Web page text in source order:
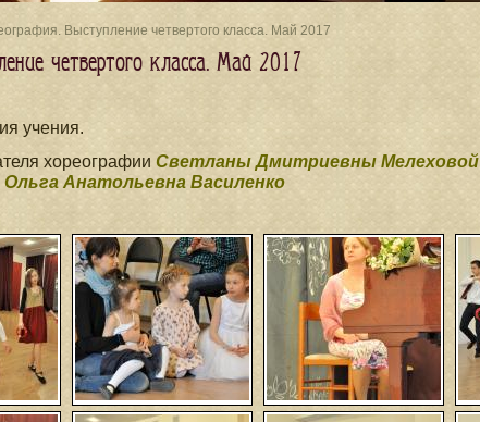
Выступление четвертого класса. Май 2017
четвертого класса. Май 2017
учения.
хореографии Светланы Дмитриевны Мелеховой
Ольга Анатольевна Василенко